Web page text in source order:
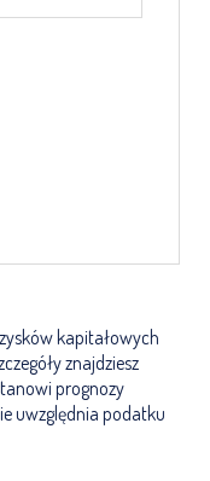
kapitałowych
znajdziesz
prognozy
uwzględnia podatku